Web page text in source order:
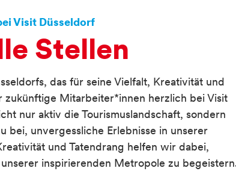
Visit Düsseldorf
Stellen
das für seine Vielfalt, Kreativität und
zukünftige Mitarbeiter*innen herzlich bei Visit
nur aktiv die Tourismuslandschaft, sondern
bei, unvergessliche Erlebnisse in unserer
und Tatendrang helfen wir dabei,
inspirierenden Metropole zu